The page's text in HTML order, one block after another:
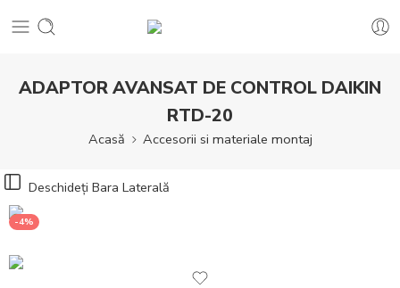
ADAPTOR AVANSAT DE CONTROL DAIKIN
RTD-20
Acasă Accesorii si materiale montaj
Deschideți Bara Laterală
-4%